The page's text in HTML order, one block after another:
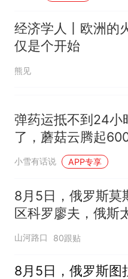
经济学人丨欧洲的
仅是个开始
熊见
弹药运抵不到24小
了，蘑菇云腾起
顷，现场士兵直接
小雪有话说 APP专享
8月5日，俄罗斯莫
区科罗廖夫，俄斯
划和航空航天研究
控制大楼发生火灾
山河路口 80跟贴
8月5日，俄罗斯图